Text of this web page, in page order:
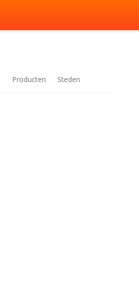
Producten Steden